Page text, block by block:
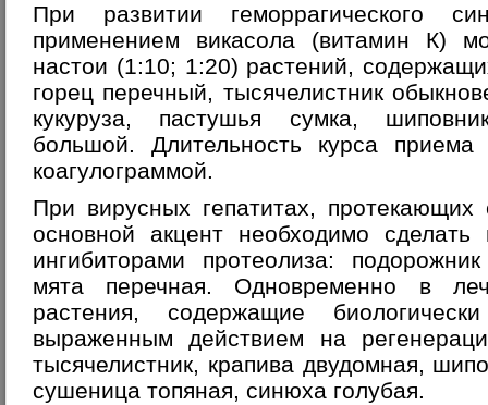
При развитии геморрагического
применением викасола (витамин К)
настои (1:10; 1:20) растений,
горец перечный, тысячелистник
кукуруза, пастушья сумка,
большой. Длительность курса приема
коагулограммой.
При вирусных гепатитах,
основной акцент необходимо
ингибиторами протеолиза:
мята перечная. Одновременно в
растения, содержащие
выраженным действием на
тысячелистник, крапива двудомная,
сушеница топяная, синюха голубая.